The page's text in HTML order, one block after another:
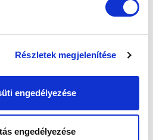
Részletek megjelenítése
engedélyezése
engedélyezése